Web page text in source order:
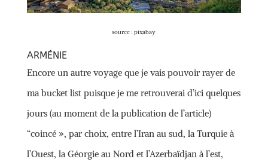
source : pixabay
ARMÉNIE
Encore un autre voyage que je vais pouvoir rayer de
ma bucket list puisque je me retrouverai d’ici quelques
jours (au moment de la publication de l’article)
“coincé », par choix, entre l’Iran au sud, la Turquie à
l’Ouest, la Géorgie au Nord et l’Azerbaïdjan à l’est,